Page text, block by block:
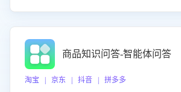
商品知识问答-智能体问答
淘宝 | 京东 | 抖音 | 拼多多